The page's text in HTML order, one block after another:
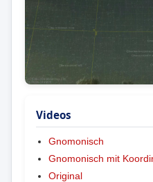
Videos
Gnomonisch
Gnomonisch mit
Original